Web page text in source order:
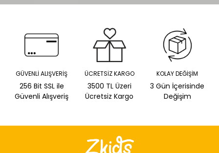
GÜVENLİ ALIŞVERİŞ
256 Bit SSL ile
Güvenli Alışveriş
ÜCRETSİZ KARGO
3500 TL Üzeri
Ücretsiz Kargo
KOLAY DEĞİŞİM
3 Gün İçerisinde
Değişim